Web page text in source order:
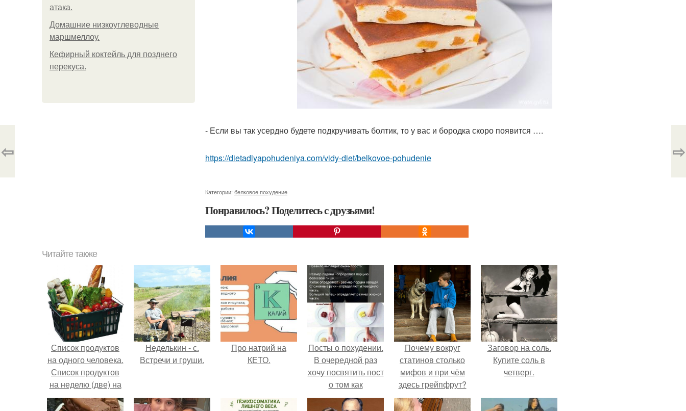
атака.
Домашние низкоуглеводные
маршмеллоу.
Кефирный коктейль для позднего
перекуса.
- Если вы так усердно будете подкручивать болтик, то у вас и бородка скоро появится ….
https://dietadlyapohudeniya.com/vidy-diet/belkovoe-pohudenie
Категории: белковое похудение
Понравилось? Поделитесь с друзьями!
⇦ ⇨
Читайте также
Список продуктов
на одного человека.
Список продуктов
на неделю (две) на
1 человека.
Неделькин - с.
Встречи и груши.
Про натрий на
КЕТО.
Посты о похудении.
В очередной раз
хочу посвятить пост
о том как
правильно худеть.
Почему вокруг
статинов столько
мифов и при чём
здесь грейпфрут?
Заговор на соль.
Купите соль в
четверг.